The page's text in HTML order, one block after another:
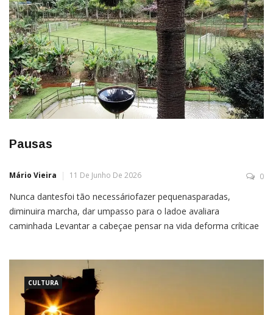
Pausas
Mário Vieira 11 De Junho De 2026 0
Nunca dantesfoi tão necessáriofazer pequenasparadas,
diminuira marcha, dar umpasso para o ladoe avaliara
caminhada Levantar a cabeçae pensar na vida deforma críticae
Andar ao ar livre,pisar no chãodescalço e comerfruta madura
nopé sem agrotóxico Deitar na redeou
CULTURA